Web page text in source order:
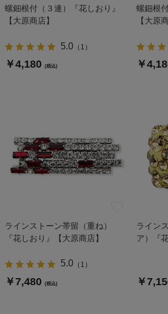
螺鈿根付（３連）『花しおり』
【大原商店】
5.0（ 1 ）
￥4,180 (税込)
螺鈿根
【大原
￥
ラインストーン帯留（重ね）
『花しおり』【大原商店】
5.0（ 1 ）
￥7,480 (税込)
ライン
ア）『
￥